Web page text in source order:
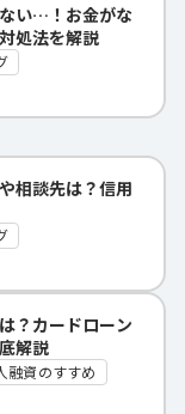
い…！お金がな
処法を解説
相談先は？信用
？カードローン
解説
融資のすすめ